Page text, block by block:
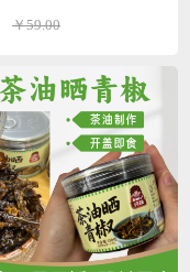
￥59.00